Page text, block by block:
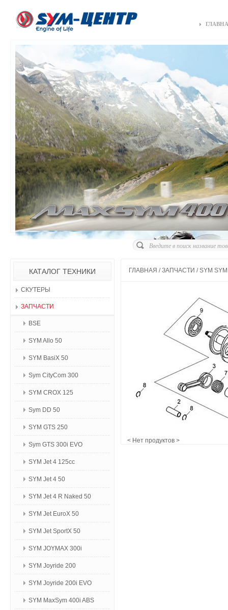
КАТАЛОГ ТЕХНИКИ
СКУТЕРЫ
ЗАПЧАСТИ
BSE
SYM Allo 50
SYM BasiX 50
Sym CityCom 300
SYM CROX 125
Sym DD 50
SYM GTS 250
Sym GTS 300i EVO
SYM Jet 4 125сс
SYM Jet 4 50
SYM Jet 4 R Naked 50
SYM Jet EuroX 50
SYM Jet SportX 50
SYM JOYMAX 300i
SYM Joyride 200
SYM Joyride 200i EVO
SYM MaxSym 400i ABS
ГЛАВНАЯ / ЗАПЧАСТИ / SYM
< Нет продуктов >